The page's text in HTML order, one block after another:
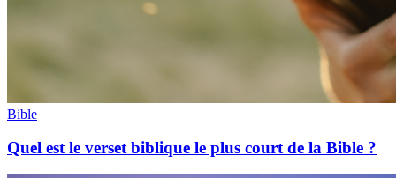
Bible
Quel est le verset biblique le plus court de la Bible ?